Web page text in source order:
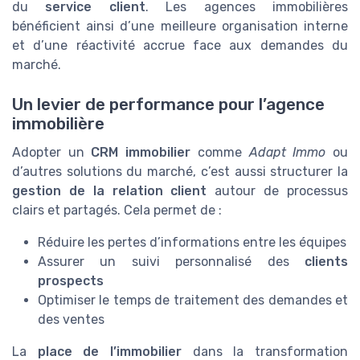
du service client. Les agences immobilières
bénéficient ainsi d’une meilleure organisation interne
et d’une réactivité accrue face aux demandes du
marché.
Un levier de performance pour l’agence
immobilière
Adopter un CRM immobilier comme Adapt Immo ou
d’autres solutions du marché, c’est aussi structurer la
gestion de la relation client autour de processus
clairs et partagés. Cela permet de :
Réduire les pertes d’informations entre les équipes
Assurer un suivi personnalisé des clients
prospects
Optimiser le temps de traitement des demandes et
des ventes
La place de l’immobilier dans la transformation